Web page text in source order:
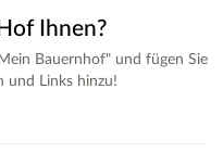
Ihnen?
Bauernhof" und fügen Sie
und Links hinzu!